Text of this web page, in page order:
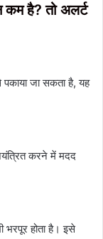
है? तो अलर्ट
जा सकता है, यह
करने में मदद
भरपूर होता है। इसे